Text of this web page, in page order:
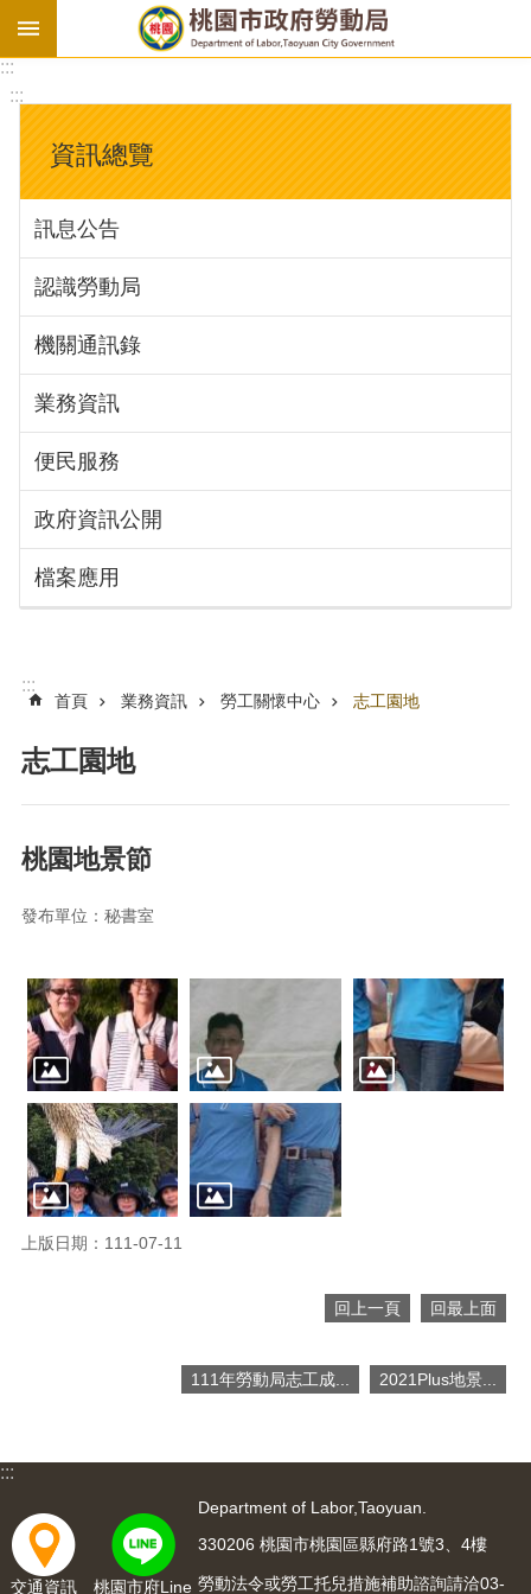
基
法
勞
資
會
庇
護
工
場
進
訊
息
公
識
動
局
關
通
錄
務
資
訊
便
民
服
務
政
資
首
頁
:::
:::
資訊總覽
訊息公告
認識勞動局
機關通訊錄
業務資訊
便民服務
政府資訊公開
檔案應用
:::
首頁 業務資訊 勞工關懷中心 志工園地
志工園地
桃園地景節
發布單位：秘書室
上版日期：111-07-11
回上一頁 回最上面
111年勞動局志工成... 2021Plus地景...
:::
交通資訊 桃園市府Line
Department of Labor,Taoyuan.
330206 桃園市桃園區縣府路1號3、4樓
勞動法令或勞工托兒措施補助諮詢請洽03-